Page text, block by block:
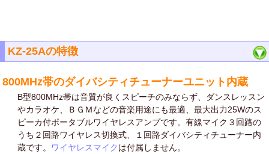
KZ-25Aの特徴
800MHz帯のダイバシティチューナーユニット内蔵
B型800MHz帯は音質が良くスピーチのみならず、ダンスレッスン
やカラオケ、ＢＧＭなどの音楽用途にも最適、最大出力25Wのス
ピーカ付ポータブルワイヤレスアンプです。有線マイク３回路の
うち２回路ワイヤレス切換式、１回路ダイバシティチューナー内
蔵です。 ワイヤレスマイクは付属しません。